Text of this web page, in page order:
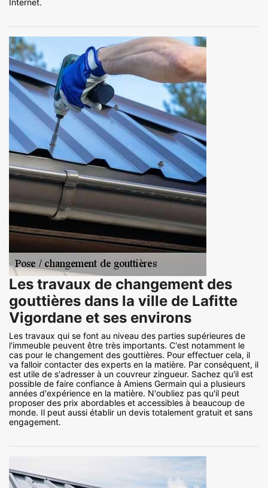
Internet.
Les travaux de changement des
gouttières dans la ville de Lafitte
Vigordane et ses environs
Les travaux qui se font au niveau des parties supérieures de
l'immeuble peuvent être très importants. C'est notamment le
cas pour le changement des gouttières. Pour effectuer cela, il
va falloir contacter des experts en la matière. Par conséquent, il
est utile de s'adresser à un couvreur zingueur. Sachez qu'il est
possible de faire confiance à Amiens Germain qui a plusieurs
années d'expérience en la matière. N'oubliez pas qu'il peut
proposer des prix abordables et accessibles à beaucoup de
monde. Il peut aussi établir un devis totalement gratuit et sans
engagement.